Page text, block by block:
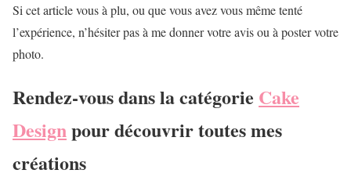
Si cet article vous à plu, ou que vous avez vous même tenté
l’expérience, n’hésiter pas à me donner votre avis ou à poster votre
photo.
Rendez-vous dans la catégorie Cake
Designpour découvrir toutes mes
créations